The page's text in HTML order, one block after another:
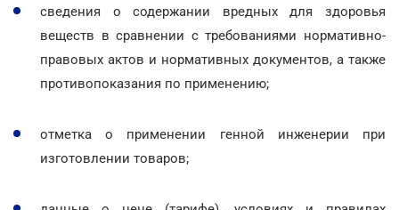
сведения о содержании вредных для здоровья
веществ в сравнении с требованиями нормативно-
правовых актов и нормативных документов, а также
противопоказания по применению;
отметка о применении генной инженерии при
изготовлении товаров;